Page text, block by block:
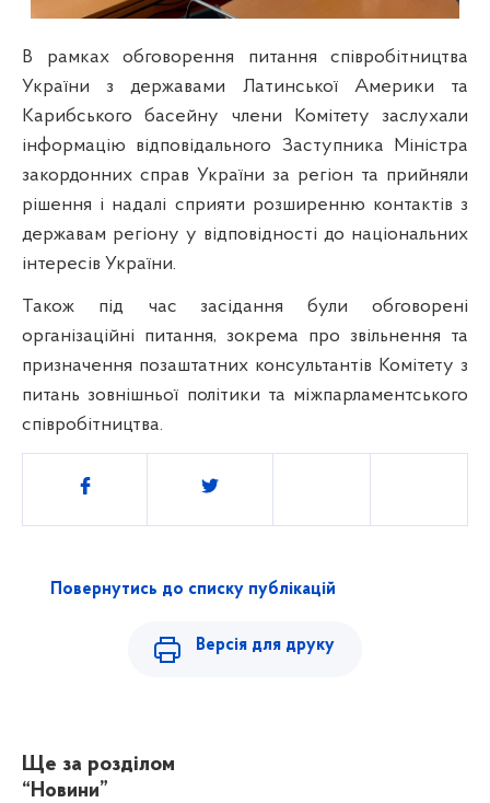
В рамках обговорення питання співробітництва
України з державами Латинської Америки та
Карибського басейну члени Комітету заслухали
інформацію відповідального Заступника Міністра
закордонних справ України за регіон та прийняли
рішення і надалі сприяти розширенню контактів з
державам регіону у відповідності до національних
інтересів України.
Також під час засідання були обговорені
організаційні питання, зокрема про звільнення та
призначення позаштатних консультантів Комітету з
питань зовнішньої політики та міжпарламентського
співробітництва.
Поділитись
Повернутись до списку публікацій
Версія для друку
Ще за розділом
“Новини”